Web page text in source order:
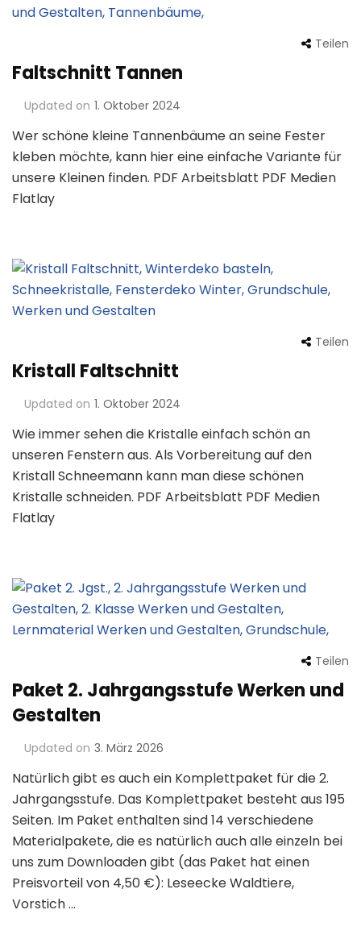
Teilen
Faltschnitt Tannen
Updated on 1. Oktober 2024
Wer schöne kleine Tannenbäume an seine Fester
kleben möchte, kann hier eine einfache Variante für
unsere Kleinen finden. PDF Arbeitsblatt PDF Medien
Flatlay
Teilen
Kristall Faltschnitt
Updated on 1. Oktober 2024
Wie immer sehen die Kristalle einfach schön an
unseren Fenstern aus. Als Vorbereitung auf den
Kristall Schneemann kann man diese schönen
Kristalle schneiden. PDF Arbeitsblatt PDF Medien
Flatlay
Teilen
Paket 2. Jahrgangsstufe Werken und
Gestalten
Updated on 3. März 2026
Natürlich gibt es auch ein Komplettpaket für die 2.
Jahrgangsstufe. Das Komplettpaket besteht aus 195
Seiten. Im Paket enthalten sind 14 verschiedene
Materialpakete, die es natürlich auch alle einzeln bei
uns zum Downloaden gibt (das Paket hat einen
Preisvorteil von 4,50 €): Leseecke Waldtiere,
Vorstich …